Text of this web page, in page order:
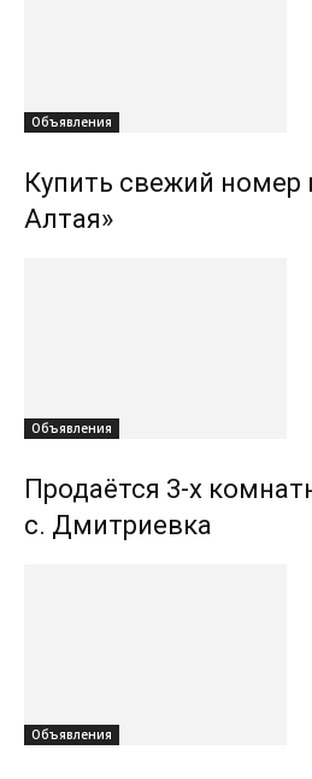
Объявления
Купить свежий номер
Алтая»
Объявления
Продаётся 3-х
с. Дмитриевка
Объявления